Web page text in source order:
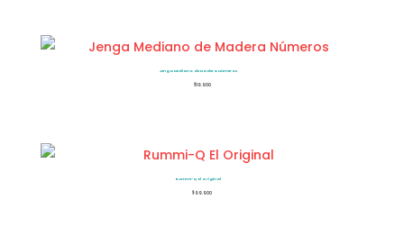
Jenga Mediano de Madera Números
$19.900
Rummi-Q El Original
$99.900